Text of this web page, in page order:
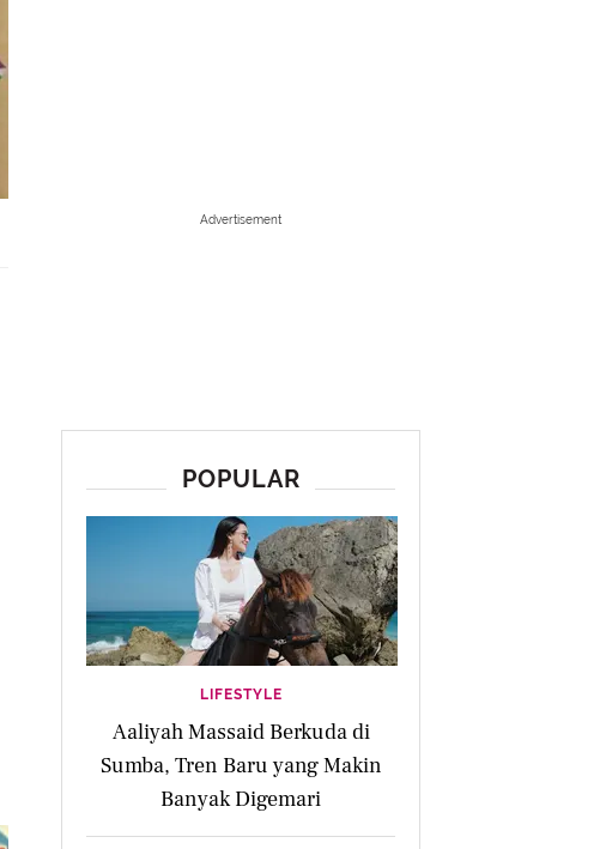
Advertisement
POPULAR
LIFESTYLE
Aaliyah Massaid Berkuda di
Sumba, Tren Baru yang Makin
Banyak Digemari